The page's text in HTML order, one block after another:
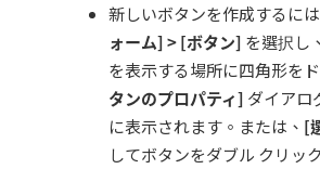
新しいボタンを作成するには
ォーム] > [ボタン] を選択し
を表示する場所に四角形を
タンのプロパティ] ダイアロ
に表示されます。または、 [
してボタンをダブル クリッ